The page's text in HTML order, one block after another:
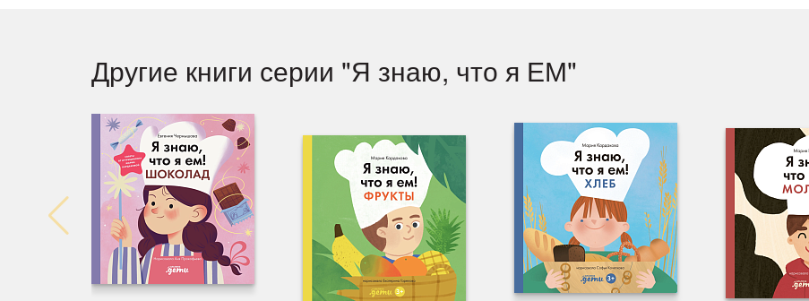
Другие книги серии "Я знаю, что я ЕМ"